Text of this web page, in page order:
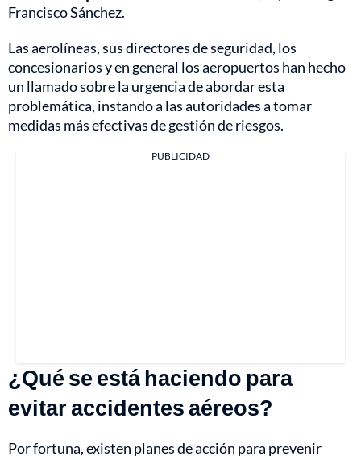
Francisco Sánchez.
Las aerolíneas, sus directores de seguridad, los
concesionarios y en general los aeropuertos han hecho
un llamado sobre la urgencia de abordar esta
problemática, instando a las autoridades a tomar
medidas más efectivas de gestión de riesgos.
PUBLICIDAD
¿Qué se está haciendo para
evitar accidentes aéreos?
Por fortuna, existen planes de acción para prevenir